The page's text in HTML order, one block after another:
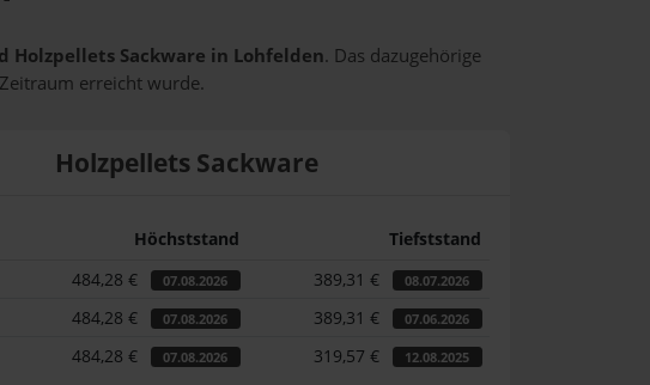
Holzpellets Sackware in Lohfelden. Das dazugehörige
erreicht wurde.
Holzpellets Sackware
Höchststand
Tiefststand
484,28 € 07.08.2026 389,31 € 08.07.2026
484,28 € 07.08.2026 389,31 € 07.06.2026
484,28 € 07.08.2026 319,57 € 12.08.2025